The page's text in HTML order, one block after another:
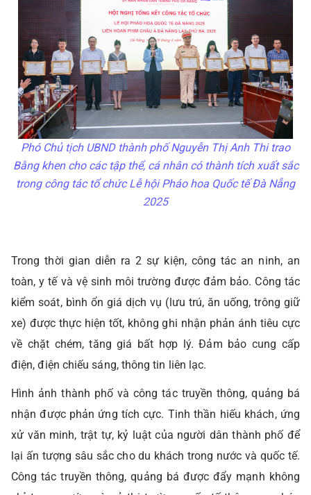
Phó Chủ tịch UBND thành phố Nguyễn Thị Anh Thi trao
Bằng khen cho các tập thể, cá nhân có thành tích xuất sắc
trong công tác tổ chức Lễ hội Pháo hoa Quốc tế Đà Nẵng
2025
Trong thời gian diễn ra 2 sự kiện, công tác an ninh, an
toàn, y tế và vệ sinh môi trường được đảm bảo. Công tác
kiểm soát, bình ổn giá dịch vụ (lưu trú, ăn uống, trông giữ
xe) được thực hiện tốt, không ghi nhận phản ánh tiêu cực
về chặt chém, tăng giá bất hợp lý. Đảm bảo cung cấp
điện, điện chiếu sáng, thông tin liên lạc.
Hình ảnh thành phố và công tác truyền thông, quảng bá
nhận được phản ứng tích cực. Tinh thần hiếu khách, ứng
xử văn minh, trật tự, kỷ luật của người dân thành phố để
lại ấn tượng sâu sắc cho du khách trong nước và quốc tế.
Công tác truyền thông, quảng bá được đẩy mạnh không